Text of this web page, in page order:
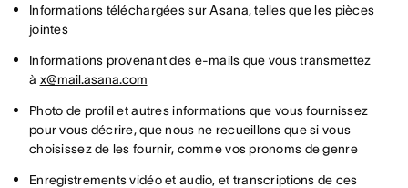
Informations téléchargées sur Asana, telles que les pièces
jointes
Informations provenant des e-mails que vous transmettez
à x@mail.asana.com
Photo de profil et autres informations que vous fournissez
pour vous décrire, que nous ne recueillons que si vous
choisissez de les fournir, comme vos pronoms de genre
Enregistrements vidéo et audio, et transcriptions de ces